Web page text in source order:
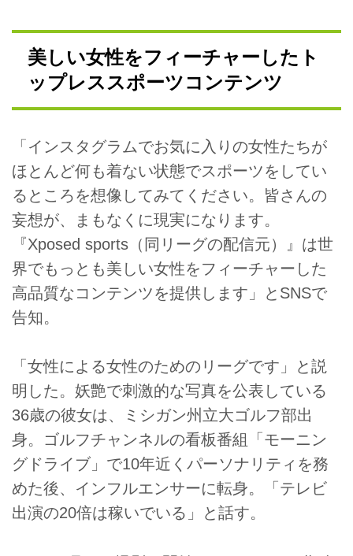
美しい女性をフィーチャーしたト
ップレススポーツコンテンツ
「インスタグラムでお気に入りの女性たちが
ほとんど何も着ない状態でスポーツをしてい
るところを想像してみてください。皆さんの
妄想が、まもなくに現実になります。
『Xposed sports（同リーグの配信元）』は世
界でもっとも美しい女性をフィーチャーした
高品質なコンテンツを提供します」とSNSで
告知。
「女性による女性のためのリーグです」と説
明した。妖艶で刺激的な写真を公表している
36歳の彼女は、ミシガン州立大ゴルフ部出
身。ゴルフチャンネルの看板番組「モーニン
グドライブ」で10年近くパーソナリティを務
めた後、インフルエンサーに転身。「テレビ
出演の20倍は稼いでいる」と話す。